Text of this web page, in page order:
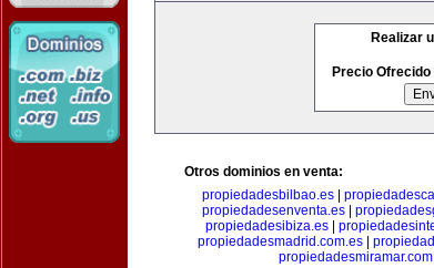
Realizar
Precio Ofrecido
Otros dominios en venta:
propiedadesbilbao.es|
propiedadesenventa.es
propiedadesibiza.es
propiedadesmadrid.com.es
propiedadesmiramar.com